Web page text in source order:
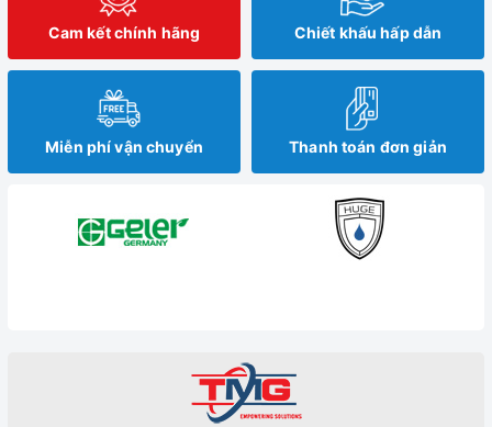
Cam kết chính hãng Chiết khấu hấp dẫn
Miễn phí vận chuyển Thanh toán đơn giản